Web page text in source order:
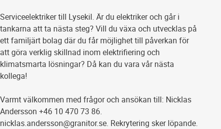
Serviceelektriker till Lysekil. Är du elektriker och går i
tankarna att ta nästa steg? Vill du växa och utvecklas på
ett familjärt bolag där du får möjlighet till påverkan för
att göra verklig skillnad inom elektrifiering och
klimatsmarta lösningar? Då kan du vara vår nästa
kollega!
Varmt välkommen med frågor och ansökan till: Nicklas
Andersson +46 10 470 73 86.
nicklas.andersson@granitor.se. Rekrytering sker löpande.